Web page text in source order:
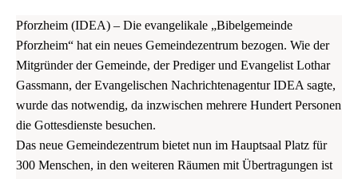
Pforzheim (IDEA) – Die evangelikale „Bibelgemeinde
Pforzheim“ hat ein neues Gemeindezentrum bezogen. Wie der
Mitgründer der Gemeinde, der Prediger und Evangelist Lothar
Gassmann, der Evangelischen Nachrichtenagentur IDEA sagte,
wurde das notwendig, da inzwischen mehrere Hundert Personen
die Gottesdienste besuchen.
Das neue Gemeindezentrum bietet nun im Hauptsaal Platz für
300 Menschen, in den weiteren Räumen mit Übertragungen ist